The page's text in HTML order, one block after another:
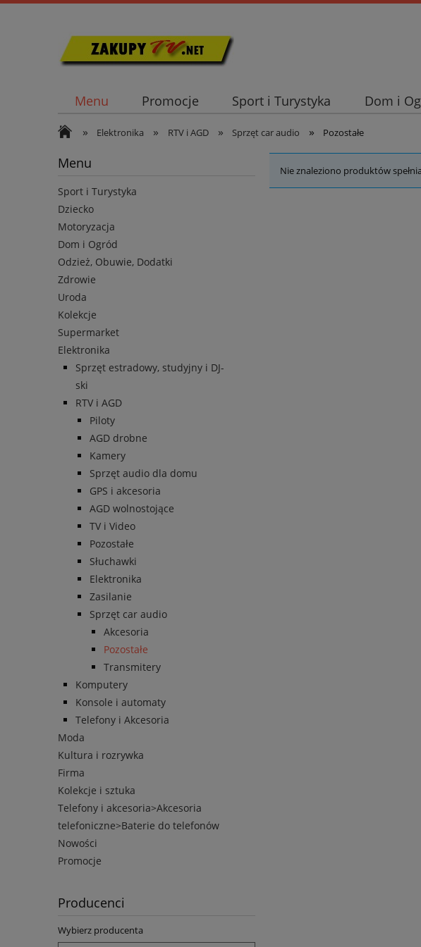
Menu Promocje Sport i Turystyka Dom i
» Elektronika » RTV i AGD » Sprzęt car audio » Pozostałe
Menu
Sport i Turystyka
Dziecko
Motoryzacja
Dom i Ogród
Odzież, Obuwie, Dodatki
Zdrowie
Uroda
Kolekcje
Supermarket
Elektronika
Sprzęt estradowy, studyjny i DJ-
ski
RTV i AGD
Piloty
AGD drobne
Kamery
Sprzęt audio dla domu
GPS i akcesoria
AGD wolnostojące
TV i Video
Pozostałe
Słuchawki
Elektronika
Zasilanie
Sprzęt car audio
Akcesoria
Pozostałe
Transmitery
Komputery
Konsole i automaty
Telefony i Akcesoria
Moda
Kultura i rozrywka
Firma
Kolekcje i sztuka
Telefony i akcesoria>Akcesoria
telefoniczne>Baterie do telefonów
Nowości
Promocje
Producenci
Wybierz producenta
Nie znaleziono produktów